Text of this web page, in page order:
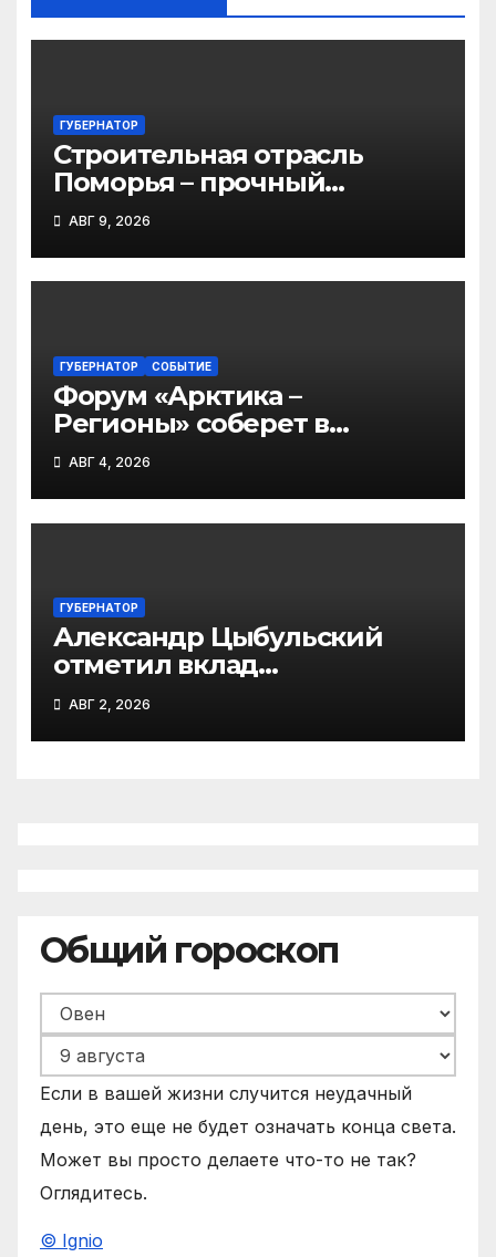
ГУБЕРНАТОР
Строительная отрасль
Поморья – прочный
фундамент развития
региона
АВГ 9, 2026
ГУБЕРНАТОР СОБЫТИЕ
Форум «Арктика –
Регионы» соберет в
Архангельске участников
из 45 регионов
АВГ 4, 2026
ГУБЕРНАТОР
Александр Цыбульский
отметил вклад
железнодорожников в
развитие Архангельской
области
АВГ 2, 2026
Общий гороскоп
Если в вашей жизни случится неудачный
день, это еще не будет означать конца света.
Может вы просто делаете что-то не так?
Оглядитесь.
© Ignio